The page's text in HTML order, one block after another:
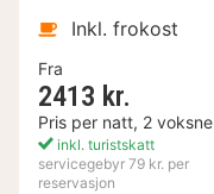
Inkl. frokost
Fra
2413 kr.
Pris per natt, 2 voksne
inkl. turistskatt
servicegebyr 79 kr. per
reservasjon